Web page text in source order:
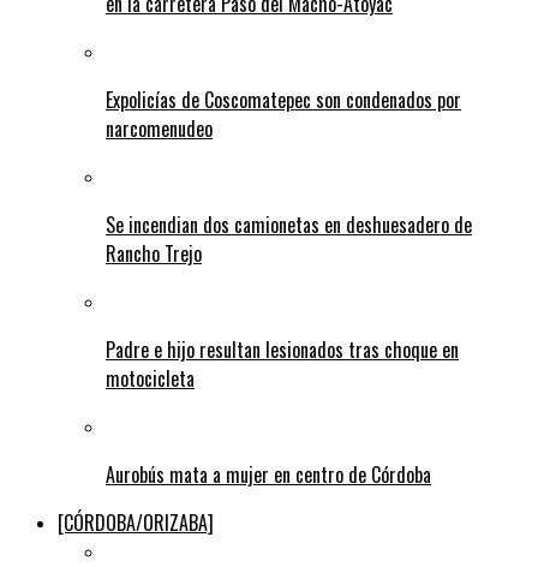
Expolicías de Coscomatepec son condenados por
narcomenudeo
Se incendian dos camionetas en deshuesadero de
Rancho Trejo
Padre e hijo resultan lesionados tras choque en
motocicleta
Aurobús mata a mujer en centro de Córdoba
[CÓRDOBA/ORIZABA]